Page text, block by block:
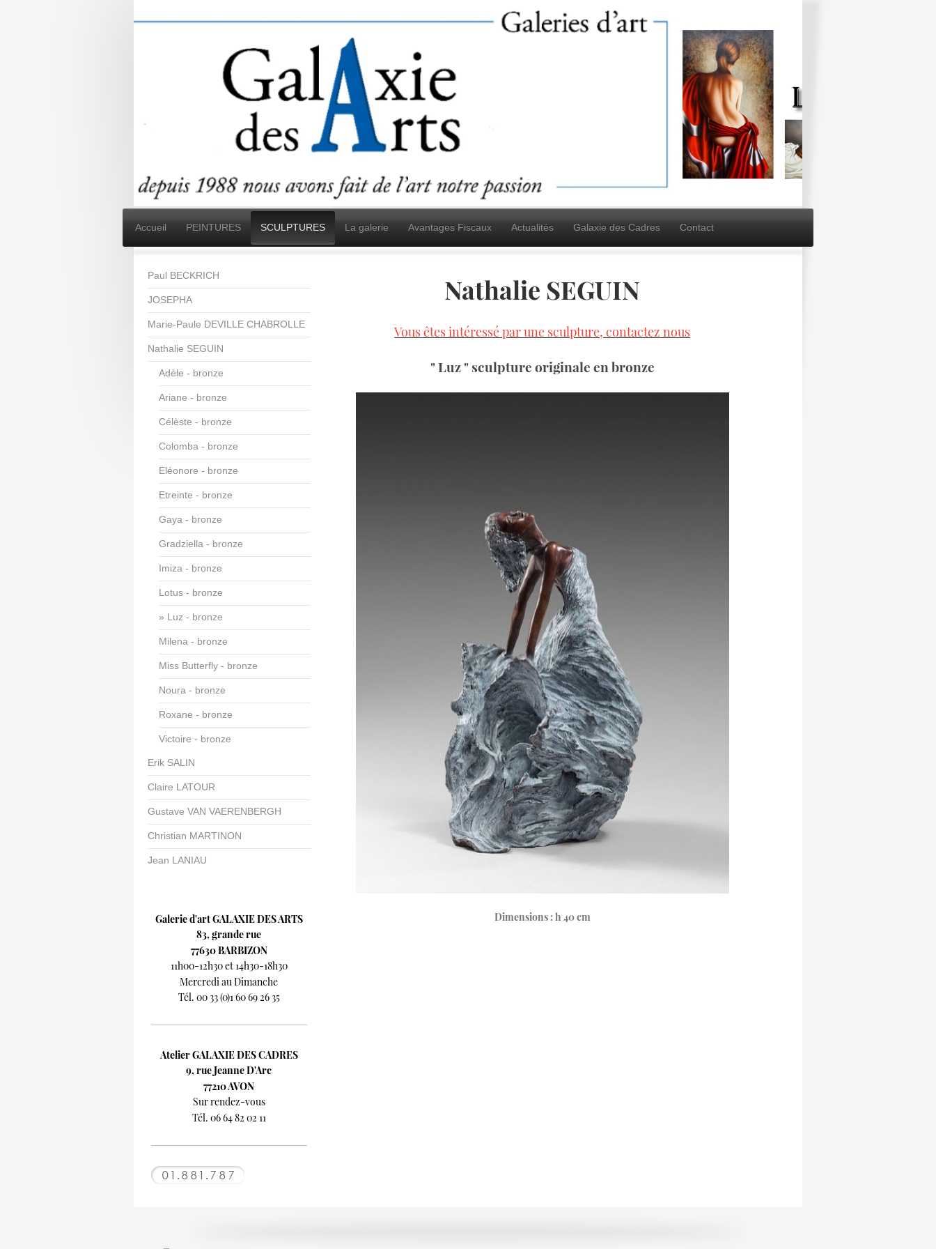
Accueil PEINTURES SCULPTURES La galerie Avantages Fiscaux Actualités Galaxie des Cadres Contact
Nathalie SEGUIN
Vous êtes intéressé par une sculpture, contactez nous
" Luz " sculpture originale en bronze
Dimensions : h 40 cm
Paul BECKRICH
JOSEPHA
Marie-Paule DEVILLE CHABROLLE
Nathalie SEGUIN
Adèle - bronze
Ariane - bronze
Célèste - bronze
Colomba - bronze
Eléonore - bronze
Etreinte - bronze
Gaya - bronze
Gradziella - bronze
Imiza - bronze
Lotus - bronze
Luz - bronze
Milena - bronze
Miss Butterfly - bronze
Noura - bronze
Roxane - bronze
Victoire - bronze
Erik SALIN
Claire LATOUR
Gustave VAN VAERENBERGH
Christian MARTINON
Jean LANIAU
Galerie d'art GALAXIE DES ARTS
83, grande rue
77630 BARBIZON
11h00-12h30 et 14h30-18h30
Mercredi au Dimanche
Tél. 00 33 (0)1 60 69 26 35
Atelier GALAXIE DES CADRES
9, rue Jeanne D'Arc
77210 AVON
Sur rendez-vous
Tél. 06 64 82 02 11